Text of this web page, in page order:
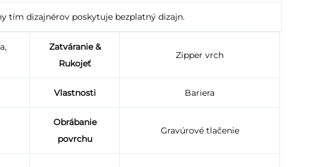
tím dizajnérov poskytuje bezplatný dizajn.
Zatváranie &
Rukojeť
Zipper vrch
Vlastnosti Bariera
Obrábanie
povrchu
Gravúrové tlačenie